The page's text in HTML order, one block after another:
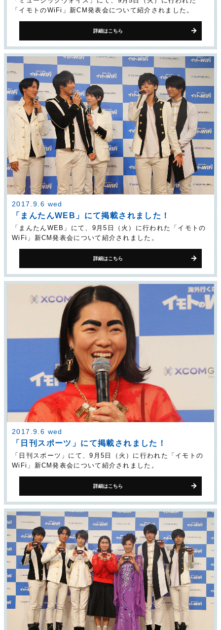
「イモトのWiFi」新CM発表会について紹介されました。
詳細はこちら
2017.9.6 wed
「まんたんWEB」にて掲載されました！
「まんたんWEB」にて、9月5日（火）に行われた「イモトの
WiFi」新CM発表会について紹介されました。
詳細はこちら
2017.9.6 wed
「日刊スポーツ」にて掲載されました！
「日刊スポーツ」にて、9月5日（火）に行われた「イモトの
WiFi」新CM発表会について紹介されました。
詳細はこちら